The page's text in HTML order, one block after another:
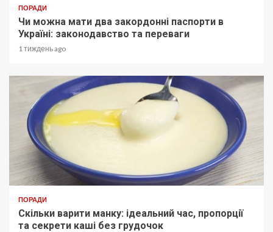
ПОРАДИ
Чи можна мати два закордонні паспорти в
Україні: законодавство та переваги
1 тиждень ago
ПОРАДИ
Скільки варити манку: ідеальний час, пропорції
та секрети каші без грудочок